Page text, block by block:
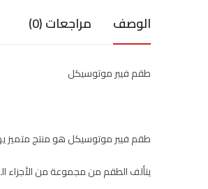
الوصف مراجعات (0)
طقم فيبر موتوسيكل
طقم فيبر موتوسيكل هو منتج متميز
يتألف الطقم من مجموعة من الأجزاء